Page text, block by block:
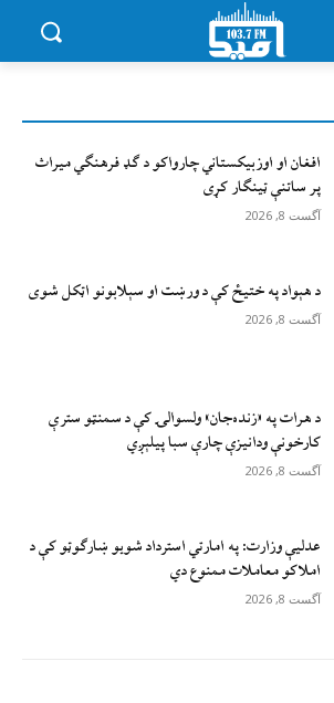
افغان او اوزبیکستاني چارواکو د ګډ فرهنګي میراث
پر ساتنې ټینګار کړی
آگست 8, 2026
د هېواد په ختیځ کې د ورښت او سېلابونو اټکل شوی
آگست 8, 2026
د هرات په «زنده‌جان» ولسوالۍ کې د سمنټو سترې
کارخونې ودانیزې چارې سبا پیلېږي
آگست 8, 2026
عدلیې وزارت: په امارتي استرداد شویو ښارګوټو کې د
املاکو معاملات ممنوع دي
آگست 8, 2026